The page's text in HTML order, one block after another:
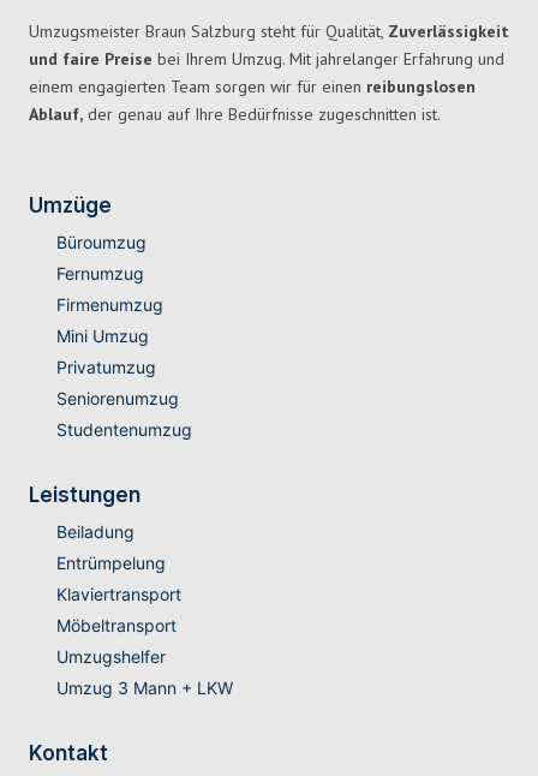
Umzugsmeister Braun Salzburg steht für Qualität, Zuverlässigkeit
und faire Preise bei Ihrem Umzug. Mit jahrelanger Erfahrung und
einem engagierten Team sorgen wir für einen reibungslosen
Ablauf, der genau auf Ihre Bedürfnisse zugeschnitten ist.
Umzüge
Büroumzug
Fernumzug
Firmenumzug
Mini Umzug
Privatumzug
Seniorenumzug
Studentenumzug
Leistungen
Beiladung
Entrümpelung
Klaviertransport
Möbeltransport
Umzugshelfer
Umzug 3 Mann + LKW
Kontakt